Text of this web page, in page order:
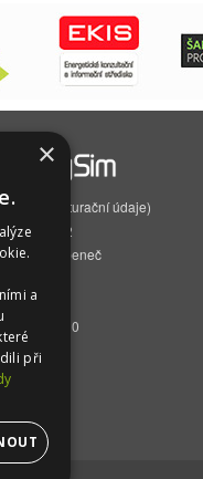
s.r.o.
(fakturační údaje)
785/22
6 – Bubeneč
2010
×
a
při